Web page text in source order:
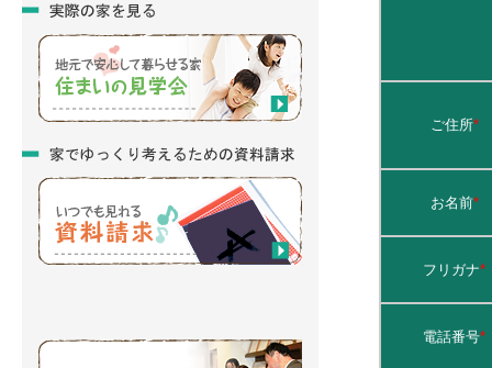
ご住所*
お名前*
フリガナ*
電話番号*